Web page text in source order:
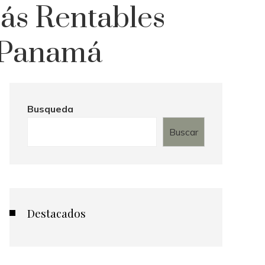
Rentables
Busqueda
Buscar
Destacados